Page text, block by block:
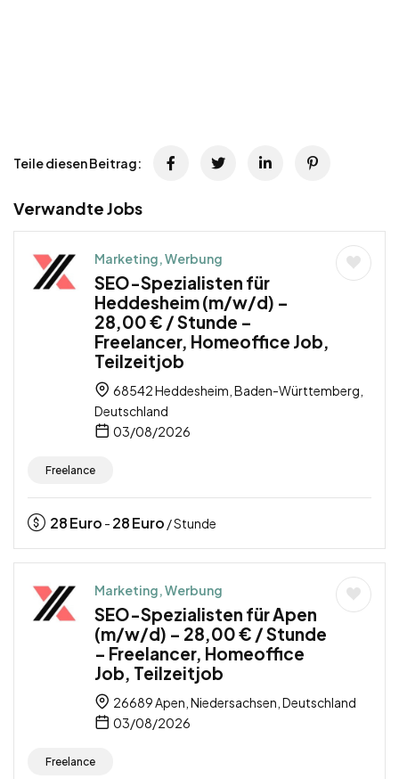
Teile diesen Beitrag:
Verwandte Jobs
Marketing, Werbung
SEO-Spezialisten für
Heddesheim (m/w/d) –
28,00 € / Stunde –
Freelancer, Homeoffice Job,
Teilzeitjob
68542 Heddesheim, Baden-Württemberg,
Deutschland
03/08/2026
Freelance
28Euro - 28Euro / Stunde
Marketing, Werbung
SEO-Spezialisten für Apen
(m/w/d) – 28,00 € / Stunde
– Freelancer, Homeoffice
Job, Teilzeitjob
26689 Apen, Niedersachsen, Deutschland
03/08/2026
Freelance